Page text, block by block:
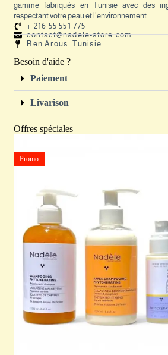
gamme fabriqués en Tunisie avec des
respectant votre peau et l'environnement.
+ 216 55 551 775
contact@nadele-store.com
Ben Arous. Tunisie
Besoin d'aide ?
Paiement
Livarison
Offres spéciales
Promo